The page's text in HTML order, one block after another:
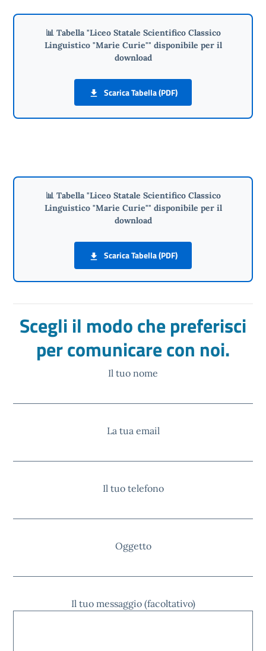
📊 Tabella "Liceo Statale Scientifico Classico
Linguistico "Marie Curie"" disponibile per il
download
Scarica Tabella (PDF)
📊 Tabella "Liceo Statale Scientifico Classico
Linguistico "Marie Curie"" disponibile per il
download
Scarica Tabella (PDF)
Scegli il modo che preferisci
per comunicare con noi.
Il tuo nome
La tua email
Il tuo telefono
Oggetto
Il tuo messaggio (facoltativo)